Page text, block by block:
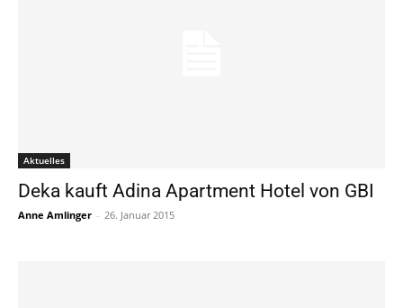
Aktuelles
Deka kauft Adina Apartment Hotel von GBI
Anne Amlinger - 26. Januar 2015